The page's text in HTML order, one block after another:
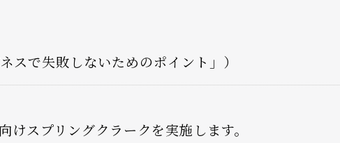
スで失敗しないためのポイント」）
スプリングクラークを実施します。